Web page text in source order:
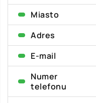
Miasto
Adres
E-mail
Numer
telefonu